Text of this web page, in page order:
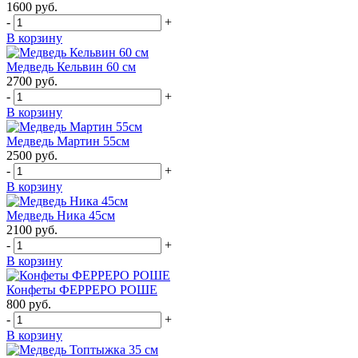
1600 руб.
-
+
В корзину
Медведь Кельвин 60 см
2700 руб.
-
+
В корзину
Медведь Мартин 55см
2500 руб.
-
+
В корзину
Медведь Ника 45см
2100 руб.
-
+
В корзину
Конфеты ФЕРРЕРО РОШЕ
800 руб.
-
+
В корзину